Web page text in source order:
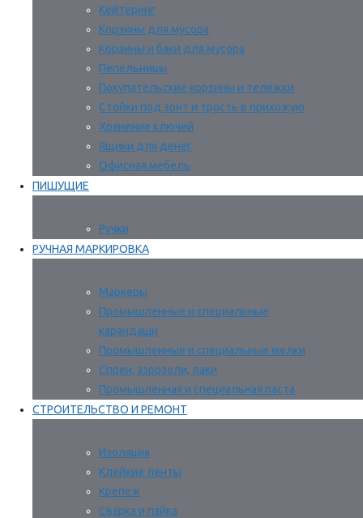
Кейтеринг
Корзины для мусора
Корзины и баки для мусора
Пепельницы
Покупательские корзины и тележки
Стойки под зонт и трость в прихожую
Хранение ключей
Ящики для денег
Офисная мебель
ПИШУЩИЕ
Ручки
РУЧНАЯ МАРКИРОВКА
Маркеры
Промышленные и специальные
карандаши
Промышленные и специальные мелки
Спреи, аэрозоли, лаки
Промышленная и специальная паста
СТРОИТЕЛЬСТВО И РЕМОНТ
Изоляция
Клейкие ленты
Крепеж
Сварка и пайка